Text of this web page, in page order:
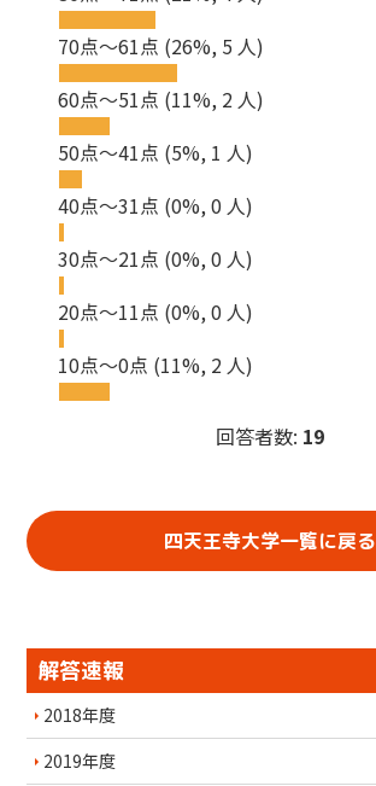
70点～61点 (26%, 5 人)
60点～51点 (11%, 2 人)
50点～41点 (5%, 1 人)
40点～31点 (0%, 0 人)
30点～21点 (0%, 0 人)
20点～11点 (0%, 0 人)
10点～0点 (11%, 2 人)
回答者数: 19
四天王寺大学一覧に戻る
解答速報
2018年度
2019年度